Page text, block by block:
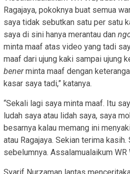
Ragajaya, pokoknya buat semua
saya tidak sebutkan satu per satu
saya di sini hanya merantau dan
minta maaf atas video yang tadi
maaf dari ujung kaki sampai ujung
benerminta maaf dengan
kasar saya tadi,” katanya.
“Sekali lagi saya minta maaf. Itu
ludah saya atau lidah saya, saya
besarnya kalau memang ini
atau Ragajaya. Sekian terima kasih.
sebelumnya. Assalamualaikum WR